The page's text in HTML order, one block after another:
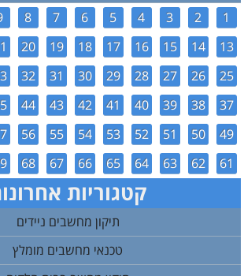
1
2
3
4
5
6
7
8
13
14
15
16
17
18
19
20
25
26
27
28
29
30
31
32
37
38
39
40
41
42
43
44
49
50
51
52
53
54
55
56
61
62
63
64
65
66
67
68
קטגוריות
תיקון מחשבים ניידים
טכנאי מחשבים מומלץ